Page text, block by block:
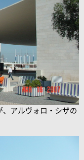
、アルヴォロ・シザの